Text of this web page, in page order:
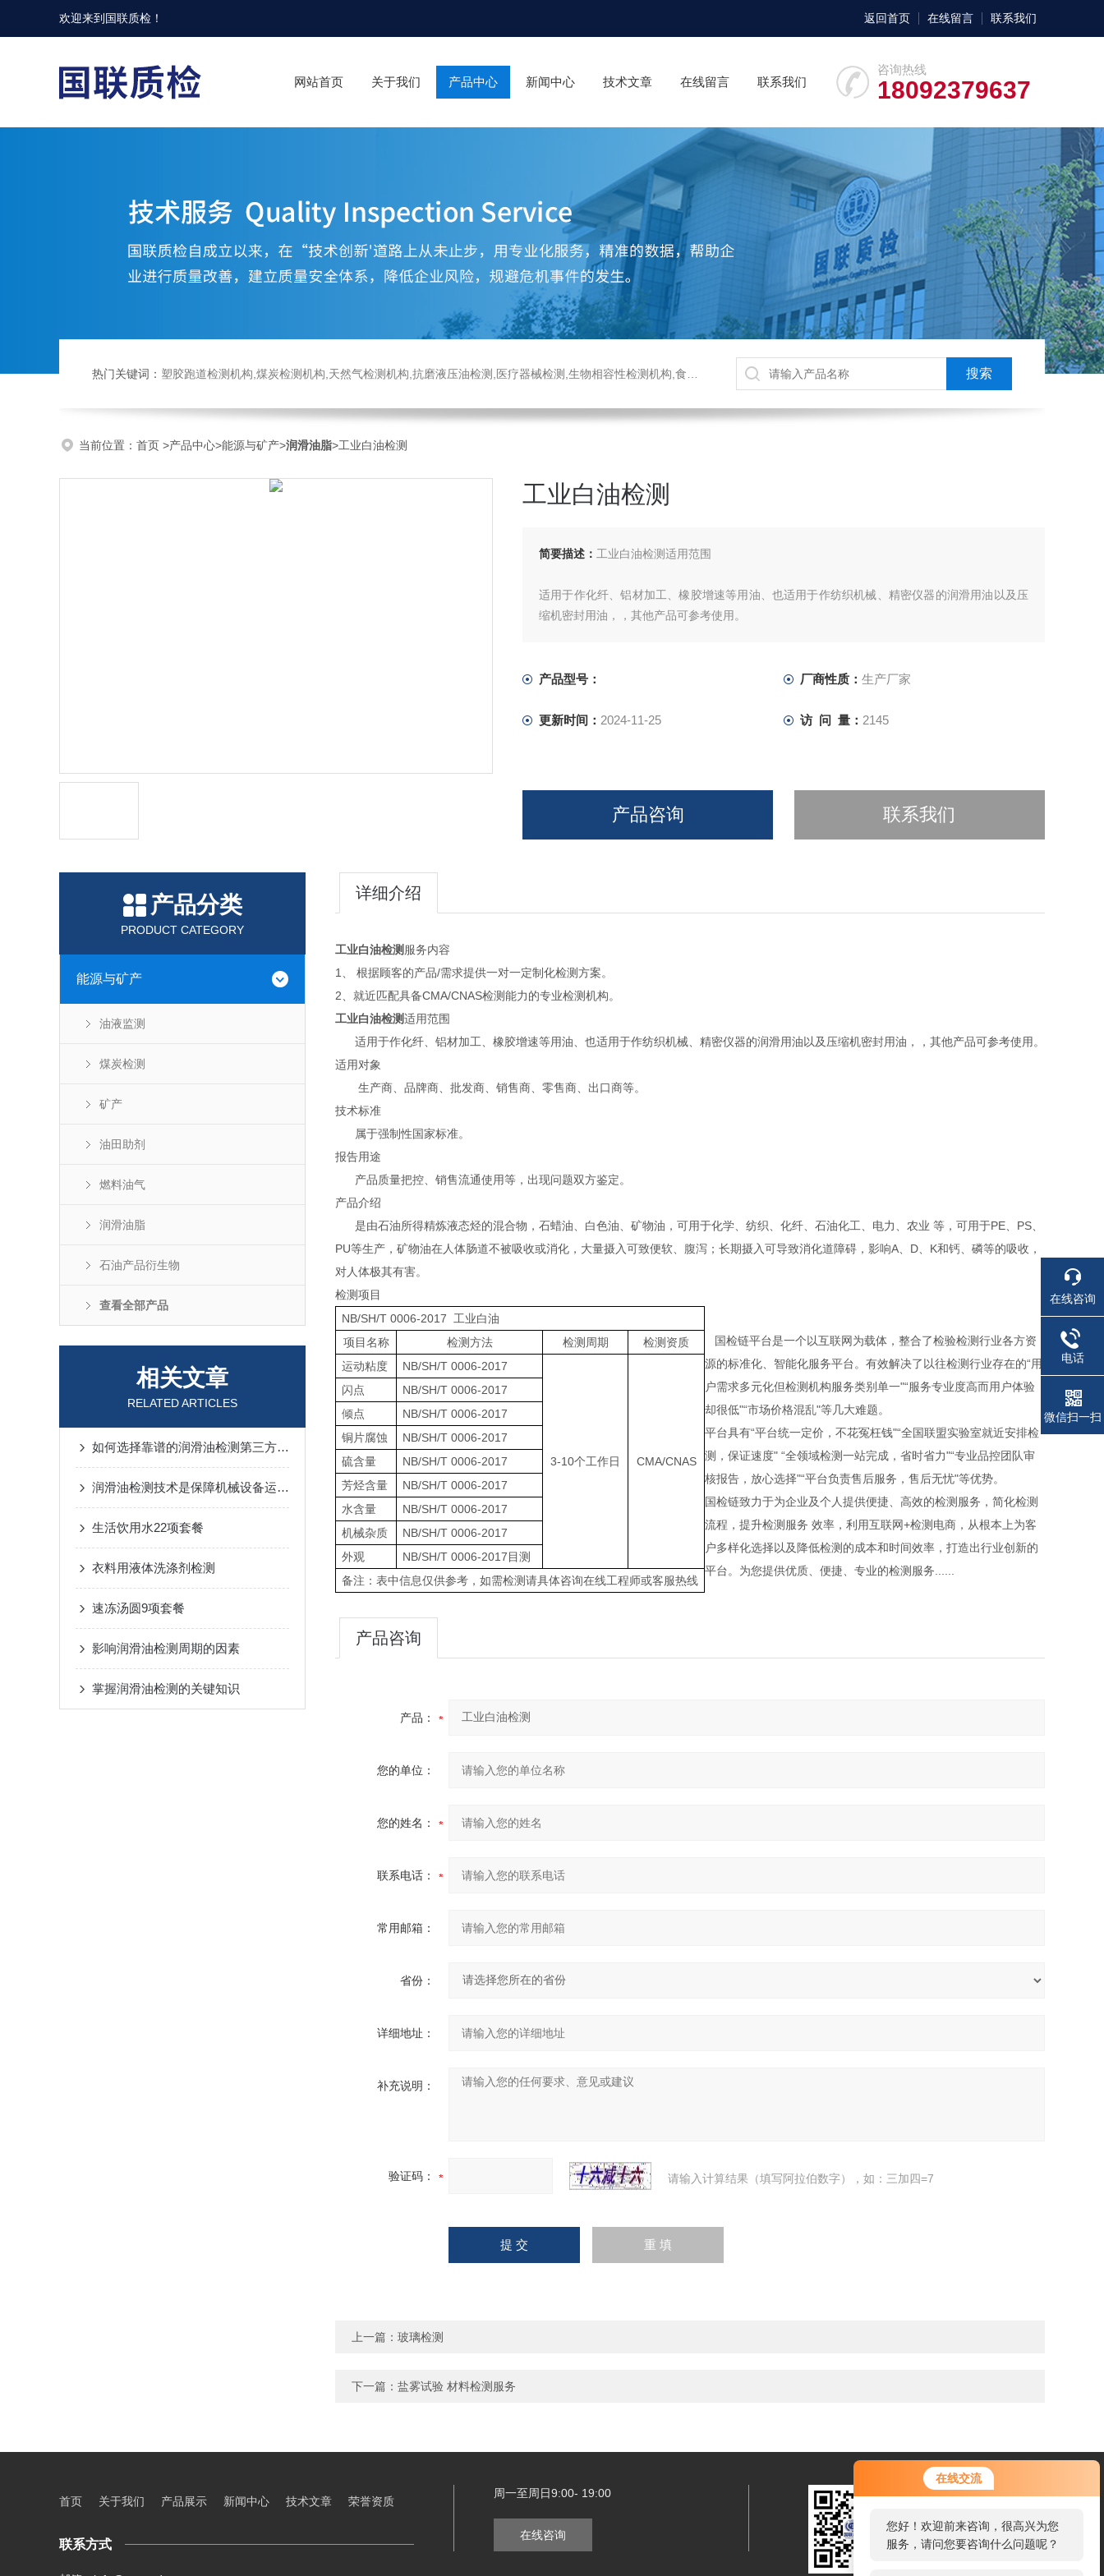
在线交流
您好！欢迎前来咨询，很高兴为您
服务，请问您要咨询什么问题呢？
您好，看您停留很久了，是否找到
了需求产品，您可以直接在线与我
欢迎来到 国联质检 ！ 返回首页 在线留言 联系我们
咨询热线
18092379637
网站首页 关于我们 产品中心 新闻中心 技术文章 在线留言 联系我们
热门关键词： 塑胶跑道检测机构,煤炭检测机构,天然气检测机构,抗磨液压油检测,医疗器械检测,生物相容性检测机构,食品药品检测中心,消毒液检测,工程材料检测公司,不锈钢材质检测机构
当前位置： 首页 >产品中心>能源与矿产>润滑油脂>工业白油检测
工业白油检测
简要描述： 工业白油检测适用范围
适用于作化纤、铝材加工、橡胶增速等用油、也适用于作纺织机械、精密仪器的润滑用油以及压
缩机密封用油，，其他产品可参考使用。
产品型号： 厂商性质： 生产厂家
更新时间： 2024-11-25 访 问 量： 2145
产品咨询 联系我们
产品分类
PRODUCT CATEGORY
能源与矿产
油液监测
煤炭检测
矿产
油田助剂
燃料油气
润滑油脂
石油产品衍生物
查看全部产品
相关文章
RELATED ARTICLES
如何选择靠谱的润滑油检测第三方机构？
润滑油检测技术是保障机械设备运行的重要一步
生活饮用水22项套餐
衣料用液体洗涤剂检测
速冻汤圆9项套餐
影响润滑油检测周期的因素
掌握润滑油检测的关键知识
详细介绍
工业白油检测服务内容
1、 根据顾客的产品/需求提供一对一定制化检测方案。
2、就近匹配具备CMA/CNAS检测能力的专业检测机构。
工业白油检测适用范围
适用于作化纤、铝材加工、橡胶增速等用油、也适用于作纺织机械、精密仪器的润滑用油以及压缩机密封用油，，其他产品可参考使用。
适用对象
生产商、品牌商、批发商、销售商、零售商、出口商等。
技术标准
属于强制性国家标准。
报告用途
产品质量把控、销售流通使用等，出现问题双方鉴定。
产品介绍
是由石油所得精炼液态烃的混合物，石蜡油、白色油、矿物油，可用于化学、纺织、化纤、石油化工、电力、农业 等，可用于PE、PS、
PU等生产，矿物油在人体肠道不被吸收或消化，大量摄入可致便软、腹泻；长期摄入可导致消化道障碍，影响A、D、K和钙、磷等的吸收，
对人体极其有害。
检测项目
NB/SH/T 0006-2017 工业白油
项目名称
检测方法 检测周期
检测资质
运动粘度
NB/SH/T 0006-2017
3-10个工作日 CMA/CNAS
闪点
NB/SH/T 0006-2017
倾点
NB/SH/T 0006-2017
铜片腐蚀
NB/SH/T 0006-2017
硫含量
NB/SH/T 0006-2017
芳烃含量
NB/SH/T 0006-2017
水含量
NB/SH/T 0006-2017
机械杂质
NB/SH/T 0006-2017
外观
NB/SH/T 0006-2017目测
备注：表中信息仅供参考，如需检测请具体咨询在线工程师或客服热线
国检链平台是一个以互联网为载体，整合了检验检测行业各方资
源的标准化、智能化服务平台。有效解决了以往检测行业存在的“用
户需求多元化但检测机构服务类别单一"“服务专业度高而用户体验
却很低"“市场价格混乱"等几大难题。
平台具有“平台统一定价，不花冤枉钱"“全国联盟实验室就近安排检
测，保证速度" “全领域检测一站完成，省时省力"“专业品控团队审
核报告，放心选择"“平台负责售后服务，售后无忧"等优势。
国检链致力于为企业及个人提供便捷、高效的检测服务，简化检测
流程，提升检测服务 效率，利用互联网+检测电商，从根本上为客
户多样化选择以及降低检测的成本和时间效率，打造出行业创新的
平台。为您提供优质、便捷、专业的检测服务......
产品咨询
产品：
您的单位：
您的姓名：
联系电话：
常用邮箱：
省份：
详细地址：
补充说明：
验证码： 请输入计算结果（填写阿拉伯数字），如：三加四=7
上一篇： 玻璃检测
下一篇： 盐雾试验 材料检测服务
首页 关于我们 产品展示 新闻中心 技术文章 荣誉资质
联系方式
周一至周日9:00- 19:00
在线咨询
在线咨询
电话
微信扫一扫